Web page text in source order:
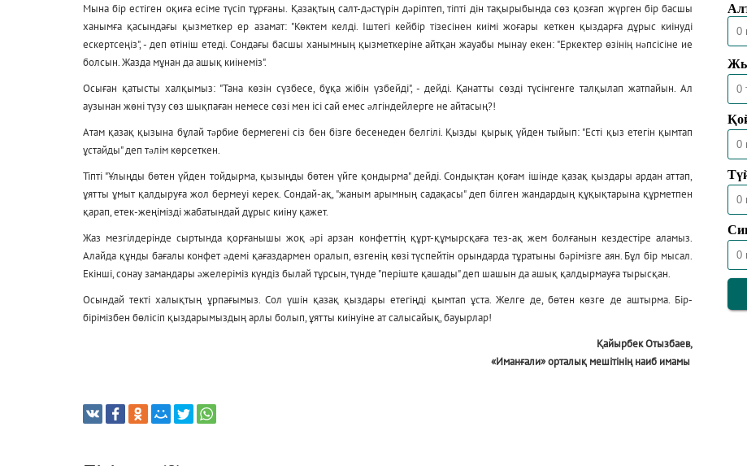
Мына бір естіген оқиға есіме түсіп тұрғаны. Қазақтың салт-дəстүрін дəріптеп, тіпті дін тақырыбында сөз қозғап жүрген бір басшы
ханымға қасындағы қызметкер ер азамат: "Көктем келді. Іштегі кейбір тізесінен киімі жоғары кеткен қыздарға дұрыс киінуді
ескертсеңіз", - деп өтініш етеді. Сондағы басшы ханымның қызметкеріне айтқан жауабы мынау екен: "Еркектер өзінің нəпсісіне ие
болсын. Жазда мұнан да ашық киінеміз".
Осыған қатысты халқымыз: "Тана көзін сүзбесе, бұқа жібін үзбейді", - дейді. Қанатты сөзді түсінгенге талқылап жатпайын. Ал
аузынан жөні түзу сөз шықпаған немесе сөзі мен ісі сай емес əлгіндейлерге не айтасың?!
Атам қазақ қызына бұлай тəрбие бермегені сіз бен бізге бесенеден белгілі. Қызды қырық үйден тыйып: "Есті қыз етегін қымтап
ұстайды" деп тəлім көрсеткен.
Тіпті "Ұлыңды бөтен үйден тойдырма, қызыңды бөтен үйге қондырма" дейді. Сондықтан қоғам ішінде қазақ қыздары ардан аттап,
ұятты ұмыт қалдыруға жол бермеуі керек. Сондай-ақ, "жаным арымның садақасы" деп білген жандардың құқықтарына құрметпен
қарап, етек-жеңімізді жабатындай дұрыс киіну қажет.
Жаз мезгілдерінде сыртында қорғанышы жоқ əрі арзан конфеттің құрт-құмырсқаға тез-ақ жем болғанын кездестіре аламыз.
Алайда құнды бағалы конфет əдемі қағаздармен оралып, өзгенің көзі түспейтін орындарда тұратыны бəрімізге аян. Бұл бір мысал.
Екінші, сонау замандары əжелеріміз күндіз былай тұрсын, түнде "періште қашады" деп шашын да ашық қалдырмауға тырысқан.
Осындай текті халықтың ұрпағымыз. Сол үшін қазақ қыздары етегіңді қымтап ұста. Желге де, бөтен көзге де аштырма. Бір-
бірімізбен бөлісіп қыздарымыздың арлы болып, ұятты киінуіне ат салысайық, бауырлар!
Қайырбек Отызбаев,
«Иманғали» орталық мешітінің наиб имамы